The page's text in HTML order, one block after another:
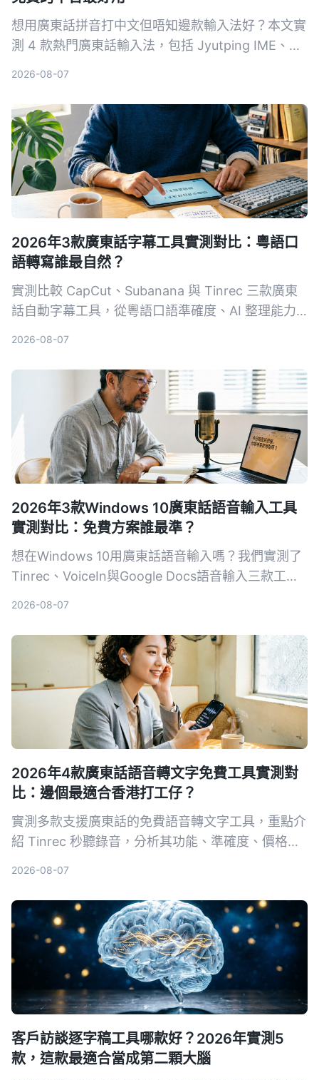
想用廣東話拼音打中文但唔知邊款輸入法好？本文實
測 4 款熱門廣東話輸入法，包括 Jyutping IME、網
適合嘅免費工具。
2026-08-07
2026年3款廣東話字幕工具實測對比：粵語口
語轉寫誰最自然？
實測比較 CapCut、Subanana 與 Tinrec 三款廣東
話自動字幕工具，從粵語口語準確度、AI 整理能力
2026-08-07
2026年3款Windows 10廣東話語音輸入工具
實測對比：免費方案誰最準？
想在Windows 10用廣東話語音輸入嗎？我們實測了
Tinrec、VoiceIn與Google Docs語音輸入三款工
方案。
2026-08-07
2026年4款廣東話語音轉文字免費工具實測對
比：邊個最適合香港打工仔？
實測多款支援廣東話的免費語音轉文字工具，重點介
紹 Tinrec 秒聽錄音，分析其功能、準確度、價格方
2026-08-07
客戶訪談逐字稿工具哪款好？2026年實測5
款，這款最適合當成第二顆大腦